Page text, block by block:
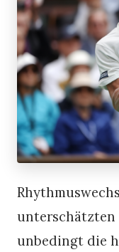
unterschätzten
unbedingt die